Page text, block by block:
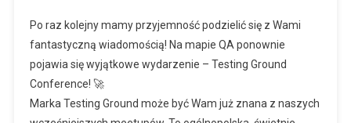
Po raz kolejny mamy przyjemność podzielić się z Wami
fantastyczną wiadomością! Na mapie QA ponownie
pojawia się wyjątkowe wydarzenie – Testing Ground
Conference! 🚀
Marka Testing Ground może być Wam już znana z naszych